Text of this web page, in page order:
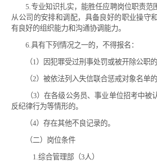
5.专业知识扎实，能胜任应聘岗位职责范
从公司的安排和调配，具备良好的职业操守
有良好的组织能力和沟通协调能力。
6.具有下列情况之一的，不得报名：
（1）因犯罪受过刑事处罚或被开除公职的
（2）被依法列入失信联合惩戒对象名单的
（3）在各级公务员、事业单位招考中被
反纪律行为等情形的。
（4）存在其他不良记录的。
（二）岗位条件
1.综合管理部（3人）